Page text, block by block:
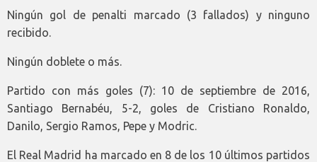
Ningún gol de penalti marcado (3 fallados) y ninguno
recibido.
Ningún doblete o más.
Partido con más goles (7): 10 de septiembre de 2016,
Santiago Bernabéu, 5-2, goles de Cristiano Ronaldo,
Danilo, Sergio Ramos, Pepe y Modric.
El Real Madrid ha marcado en 8 de los 10 últimos partidos